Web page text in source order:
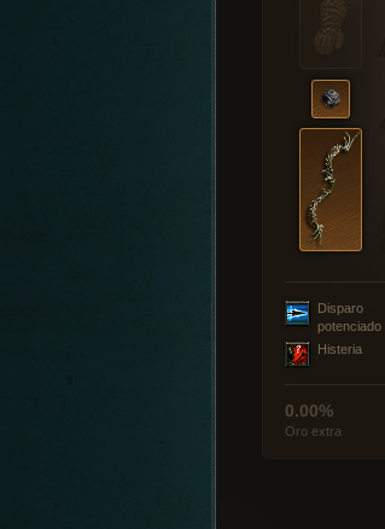
Disparo
potenciado
Histeria
0.00%
Oro extra